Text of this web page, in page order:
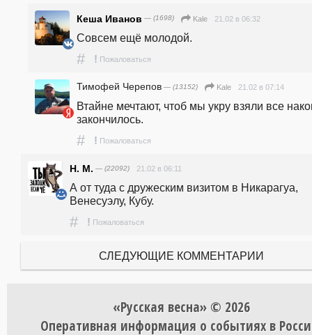
Кеша Иванов — (1698) Kale 21.02 в 06:32
Совсем ещё молодой.
# ! Пожаловаться
Тимофей Черепов — (13152) Kale 21.02 в 07:14
Втайне мечтают, чтоб мы укру взяли все
закончилось.
# ! Пожаловаться
Н. М. — (22092) 21.02 в 06:11
А от туда с дружеским визитом в Никарагуа,
Венесуэлу, Кубу.
# ! Пожаловаться
СЛЕДУЮЩИЕ КОММЕНТАРИИ
«Русская весна» © 2026
Оперативная информация о событиях в